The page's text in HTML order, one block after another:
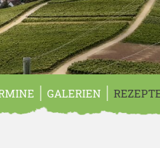
GALERIEN